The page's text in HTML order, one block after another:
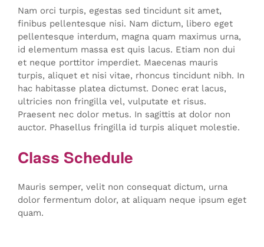
Nam orci turpis, egestas sed tincidunt sit amet,
finibus pellentesque nisi. Nam dictum, libero eget
pellentesque interdum, magna quam maximus urna,
id elementum massa est quis lacus. Etiam non dui
et neque porttitor imperdiet. Maecenas mauris
turpis, aliquet et nisi vitae, rhoncus tincidunt nibh. In
hac habitasse platea dictumst. Donec erat lacus,
ultricies non fringilla vel, vulputate et risus.
Praesent nec dolor metus. In sagittis at dolor non
auctor. Phasellus fringilla id turpis aliquet molestie.
Class Schedule
Mauris semper, velit non consequat dictum, urna
dolor fermentum dolor, at aliquam neque ipsum eget
quam.